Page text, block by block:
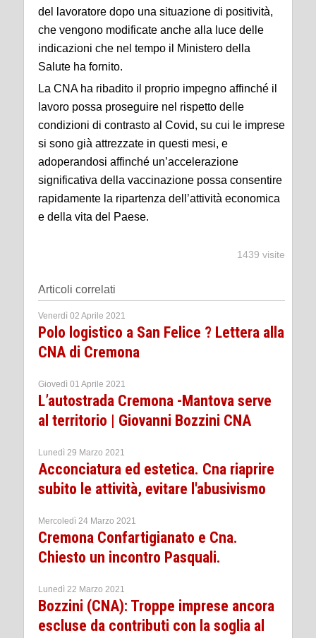
del lavoratore dopo una situazione di positività,
che vengono modificate anche alla luce delle
indicazioni che nel tempo il Ministero della
Salute ha fornito.
La CNA ha ribadito il proprio impegno affinché il
lavoro possa proseguire nel rispetto delle
condizioni di contrasto al Covid, su cui le imprese
si sono già attrezzate in questi mesi, e
adoperandosi affinché un’accelerazione
significativa della vaccinazione possa consentire
rapidamente la ripartenza dell’attività economica
e della vita del Paese.
1439 visite
Articoli correlati
Venerdì 02 Aprile 2021
Polo logistico a San Felice ? Lettera alla
CNA di Cremona
Giovedì 01 Aprile 2021
L’autostrada Cremona -Mantova serve
al territorio | Giovanni Bozzini CNA
Lunedì 29 Marzo 2021
Acconciatura ed estetica. Cna riaprire
subito le attività, evitare l'abusivismo
Mercoledì 24 Marzo 2021
Cremona Confartigianato e Cna.
Chiesto un incontro Pasquali.
Lunedì 22 Marzo 2021
Bozzini (CNA): Troppe imprese ancora
escluse da contributi con la soglia al